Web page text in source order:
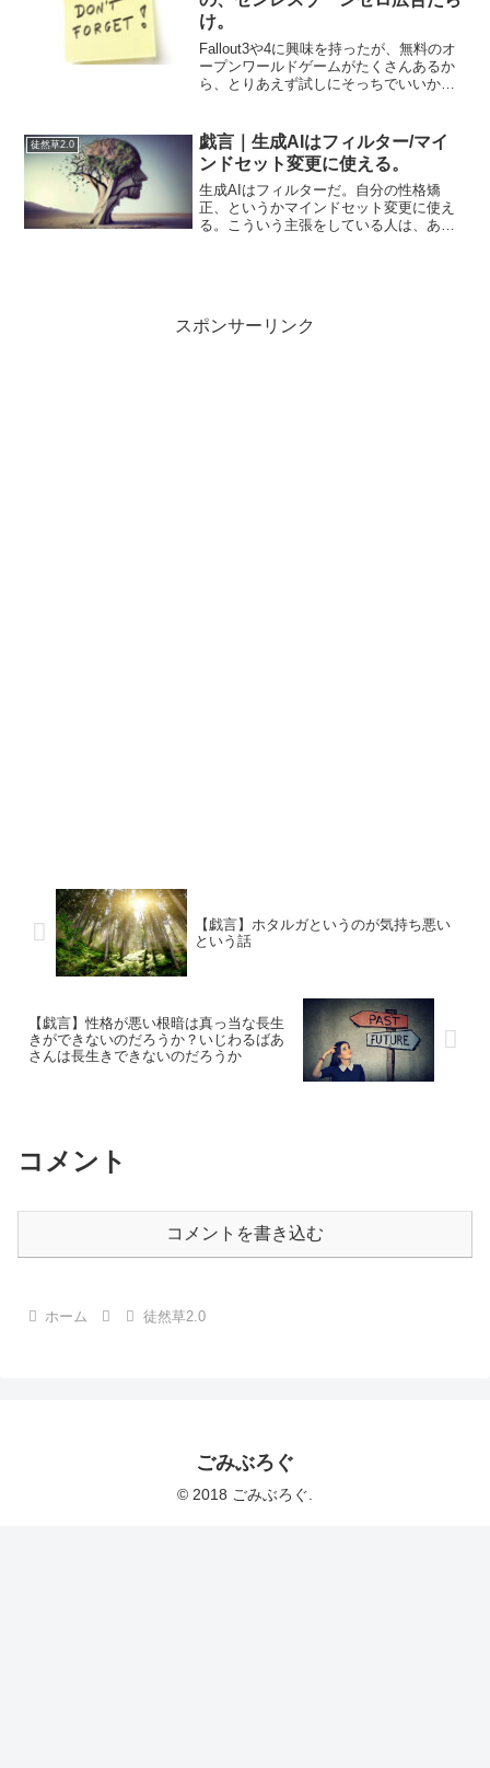
け。
Fallout3や4に興味を持ったが、無料のオ
ープンワールドゲームがたくさんあるか
ら、とりあえず試しにそっちでいいかと
を使い分ける意味がよくわからず、これ
なら世界観だけ...
徒然草2.0
戯言｜生成AIはフィルター/マイ
ンドセット変更に使える。
生成AIはフィルターだ。自分の性格矯
正、というかマインドセット変更に使え
る。こういう主張をしている人は、あま
スポンサーリンク
【戯言】ホタルガというのが気持ち悪い
という話
【戯言】性格が悪い根暗は真っ当な長生
きができないのだろうか？いじわるばあ
さんは長生きできないのだろうか
コメント
コメントを書き込む
ホーム 徒然草2.0
ごみぶろぐ
© 2018 ごみぶろぐ.